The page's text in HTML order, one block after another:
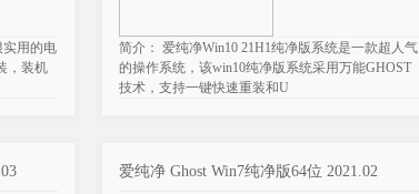
实用的电
，装机
简介： 爱纯净Win10 21H1纯净版系统是一款超人气
的操作系统，该win10纯净版系统采用万能GHOST
技术，支持一键快速重装和U
爱纯净 Ghost Win7纯净版64位 2021.02